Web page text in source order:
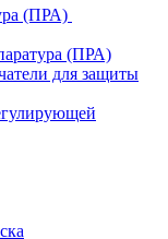
(ПРА)
(ПРА)
для защиты